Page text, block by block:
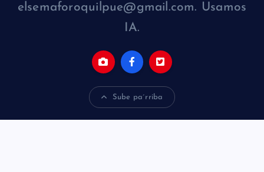
elsemaforoquilpue@gmail.com. Usamos
IA.
Sube pa´rriba